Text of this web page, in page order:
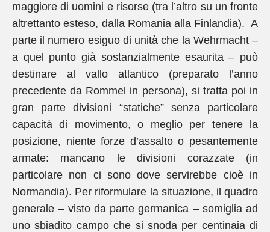
maggiore di uomini e risorse (tra l’altro su un fronte
altrettanto esteso, dalla Romania alla Finlandia). A
parte il numero esiguo di unità che la Wehrmacht –
a quel punto già sostanzialmente esaurita – può
destinare al vallo atlantico (preparato l’anno
precedente da Rommel in persona), si tratta poi in
gran parte divisioni “statiche” senza particolare
capacità di movimento, o meglio per tenere la
posizione, niente forze d’assalto o pesantemente
armate: mancano le divisioni corazzate (in
particolare non ci sono dove servirebbe cioè in
Normandia). Per riformulare la situazione, il quadro
generale – visto da parte germanica – somiglia ad
uno sbiadito campo che si snoda per centinaia di